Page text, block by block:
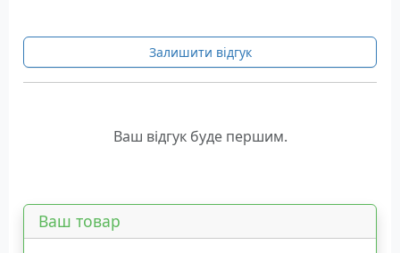
Залишити відгук
Ваш відгук буде першим.
Ваш товар